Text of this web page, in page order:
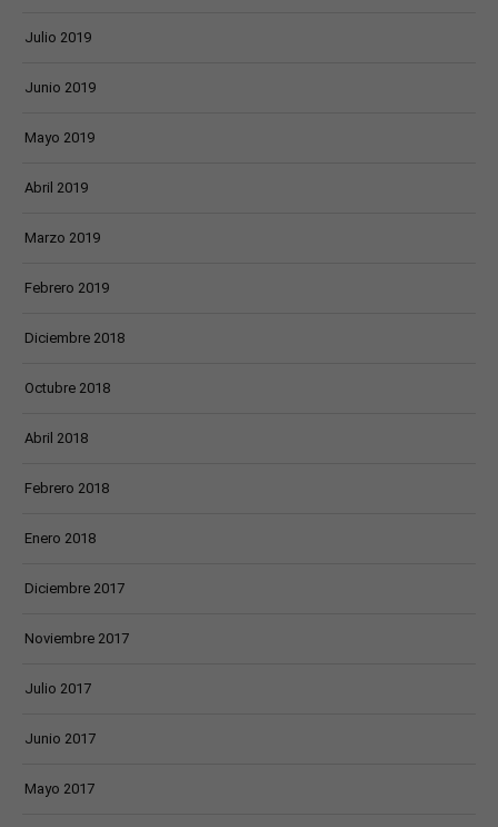
Julio 2019
Junio 2019
Mayo 2019
Abril 2019
Marzo 2019
Febrero 2019
Diciembre 2018
Octubre 2018
Abril 2018
Febrero 2018
Enero 2018
Diciembre 2017
Noviembre 2017
Julio 2017
Junio 2017
Mayo 2017